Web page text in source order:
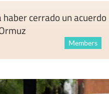
cerrado un acuerdo
Members